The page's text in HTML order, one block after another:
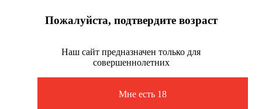
Пожалуйста, подтвердите возраст
Наш сайт предназначен только для
совершеннолетних
Мне есть 18